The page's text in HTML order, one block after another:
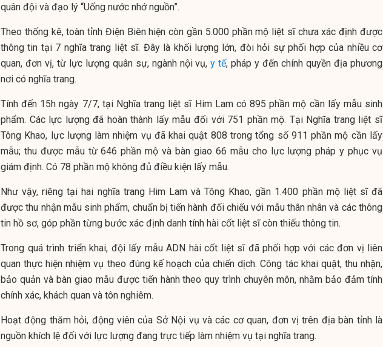
quân đội và đạo lý “Uống nước nhớ nguồn”.
Theo thống kê, toàn tỉnh Điện Biên hiện còn gần 5.000 phần mộ liệt sĩ chưa xác định được
thông tin tại 7 nghĩa trang liệt sĩ. Đây là khối lượng lớn, đòi hỏi sự phối hợp của nhiều cơ
quan, đơn vị, từ lực lượng quân sự, ngành nội vụ,y tế, pháp y đến chính quyền địa phương
nơi có nghĩa trang.
Tính đến 15h ngày 7/7, tại Nghĩa trang liệt sĩ Him Lam có 895 phần mộ cần lấy mẫu sinh
phẩm. Các lực lượng đã hoàn thành lấy mẫu đối với 751 phần mộ. Tại Nghĩa trang liệt sĩ
Tông Khao, lực lượng làm nhiệm vụ đã khai quật 808 trong tổng số 911 phần mộ cần lấy
mẫu; thu được mẫu từ 646 phần mộ và bàn giao 66 mẫu cho lực lượng pháp y phục vụ
giám định. Có 78 phần mộ không đủ điều kiện lấy mẫu.
Như vậy, riêng tại hai nghĩa trang Him Lam và Tông Khao, gần 1.400 phần mộ liệt sĩ đã
được thu nhận mẫu sinh phẩm, chuẩn bị tiến hành đối chiếu với mẫu thân nhân và các thông
tin hồ sơ, góp phần từng bước xác định danh tính hài cốt liệt sĩ còn thiếu thông tin.
Trong quá trình triển khai, đội lấy mẫu ADN hài cốt liệt sĩ đã phối hợp với các đơn vị liên
quan thực hiện nhiệm vụ theo đúng kế hoạch của chiến dịch. Công tác khai quật, thu nhận,
bảo quản và bàn giao mẫu được tiến hành theo quy trình chuyên môn, nhằm bảo đảm tính
chính xác, khách quan và tôn nghiêm.
Hoạt động thăm hỏi, động viên của Sở Nội vụ và các cơ quan, đơn vị trên địa bàn tỉnh là
nguồn khích lệ đối với lực lượng đang trực tiếp làm nhiệm vụ tại nghĩa trang.